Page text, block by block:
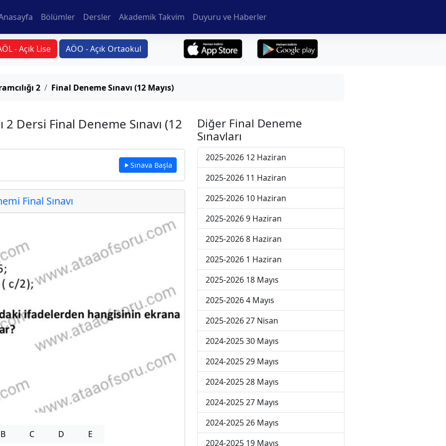
Bölümler Dersler Akademik Takvim Duyuru ve Haberler
- Açık Lise AÖO - Açık Ortaokul
2 Final Deneme Sınavı (12 Mayıs)
Dersi Final Deneme Sınavı (12
Sınava Başla
Final Sınavı
B C D E
Diğer Final Deneme
Sınavları
2025-2026 12 Haziran
2025-2026 11 Haziran
2025-2026 10 Haziran
2025-2026 9 Haziran
2025-2026 8 Haziran
2025-2026 1 Haziran
2025-2026 18 Mayıs
2025-2026 4 Mayıs
2025-2026 27 Nisan
2024-2025 30 Mayıs
2024-2025 29 Mayıs
2024-2025 28 Mayıs
2024-2025 27 Mayıs
2024-2025 26 Mayıs
2024-2025 19 Mayıs